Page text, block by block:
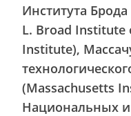
Института
L. Broad Institute
Institute),
(Massachusetts
Национальных